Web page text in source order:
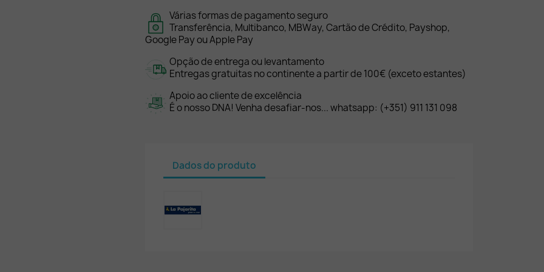
Várias formas de pagamento seguro
Transferência, Multibanco, MBWay, Cartão de Crédito, Payshop,
Google Pay ou Apple Pay
Opção de entrega ou levantamento
Entregas gratuitas no continente a partir de 100€ (exceto estantes)
Apoio ao cliente de excelência
É o nosso DNA! Venha desafiar-nos... whatsapp: (+351) 911 131 098
Dados do produto